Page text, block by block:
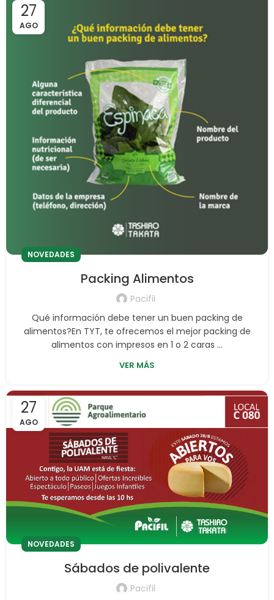
27
AGO
NOVEDADES
Packing Alimentos
Pacifil
Qué información debe tener un buen packing de
alimentos?En TYT, te ofrecemos el mejor packing de
alimentos con impresos en 1 o 2 caras ...
VER MÁS
27
AGO
NOVEDADES
Sábados de polivalente
Pacifil